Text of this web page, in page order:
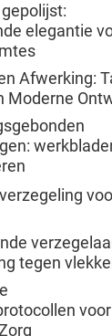
elegantie
Afwerking:
Moderne
tegen
voor